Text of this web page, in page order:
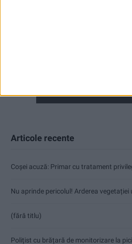
Articole recente
Coșei acuză: Primar cu tratament
Nu aprinde pericolul! Arderea vegetației
(fără titlu)
Polițist cu brățară de monitorizare la